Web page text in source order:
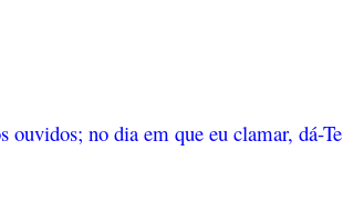
no dia em que eu clamar, dá-Te